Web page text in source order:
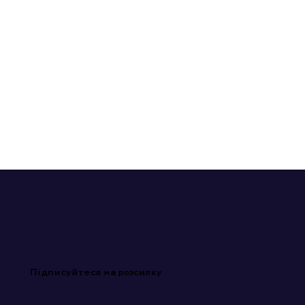
Підписуйтеся на розсилку